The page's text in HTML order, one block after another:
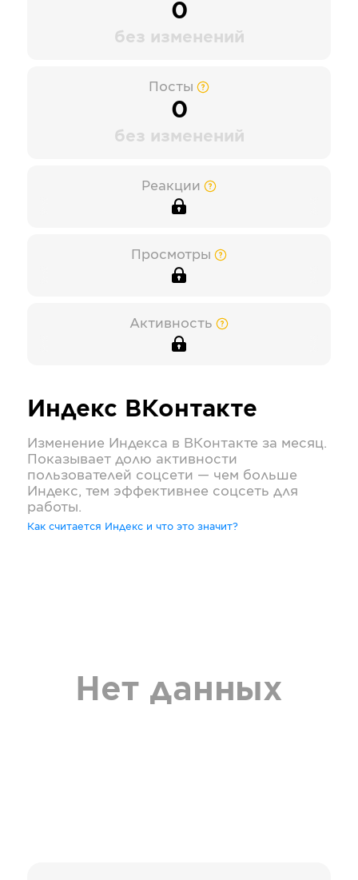
0
без изменений
Посты
0
без изменений
Реакции
Просмотры
Активность
Индекс ВКонтакте
Изменение Индекса в ВКонтакте за месяц.
Показывает долю активности
пользователей соцсети — чем больше
Индекс, тем эффективнее соцсеть для
работы.
Как считается Индекс и что это значит?
Нет данных